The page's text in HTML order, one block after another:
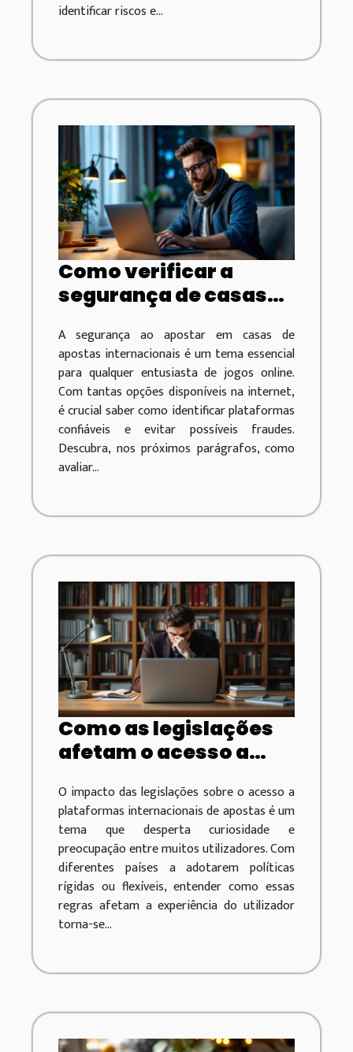
identificar riscos e...
Como verificar a
segurança de casas
internacionais?
A segurança ao apostar em casas de
apostas internacionais é um tema essencial
para qualquer entusiasta de jogos online.
Com tantas opções disponíveis na internet,
é crucial saber como identificar plataformas
confiáveis e evitar possíveis fraudes.
Descubra, nos próximos parágrafos, como
avaliar...
Como as legislações
afetam o acesso a
internacionais de
apostas?
O impacto das legislações sobre o acesso a
plataformas internacionais de apostas é um
tema que desperta curiosidade e
preocupação entre muitos utilizadores. Com
diferentes países a adotarem políticas
rígidas ou flexíveis, entender como essas
regras afetam a experiência do utilizador
torna-se...